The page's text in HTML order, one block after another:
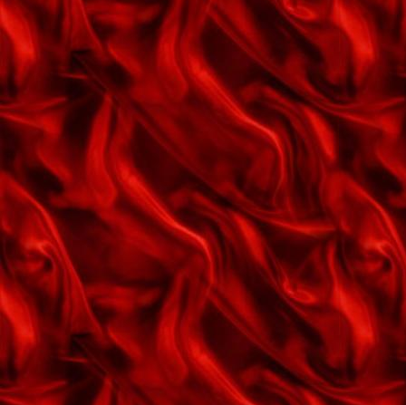
Decembersangen
Dejlig er jorden
Den aften du dansed så dejligt
med mig
Den aften sidste sommer
Den allerførste jul
Den allerførste jul
Den gamle gartners sang
Den lille gyldne ring
Den mørke landevej
Den rige og den fattige
Den ta'r vi fra oven a'
Den unge gartners sang
Der er intet der kan få mig til at
glemme dig
Der er tusind skønne sange